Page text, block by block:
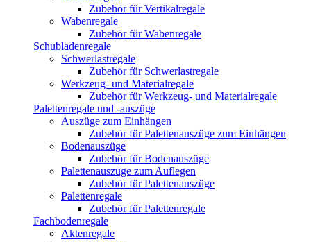
Zubehör für Vertikalregale
Wabenregale
Zubehör für Wabenregale
Schubladenregale
Schwerlastregale
Zubehör für Schwerlastregale
Werkzeug- und Materialregale
Zubehör für Werkzeug- und Materialregale
Palettenregale und -auszüge
Auszüge zum Einhängen
Zubehör für Palettenauszüge zum Einhängen
Bodenauszüge
Zubehör für Bodenauszüge
Palettenauszüge zum Auflegen
Zubehör für Palettenauszüge
Palettenregale
Zubehör für Palettenregale
Fachbodenregale
Aktenregale